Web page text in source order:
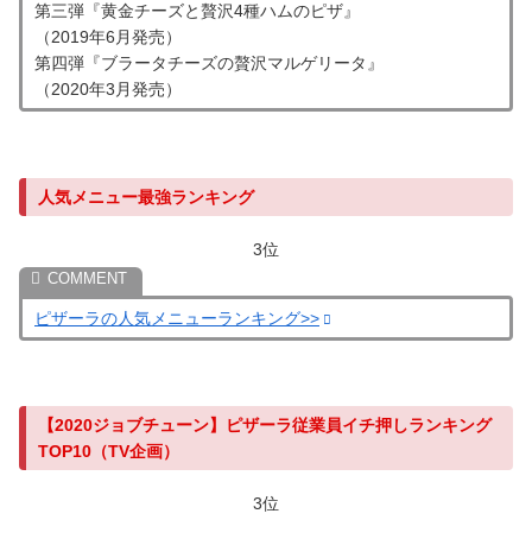
第三弾『黄金チーズと贅沢4種ハムのピザ』
（2019年6月発売）
第四弾『ブラータチーズの贅沢マルゲリータ』
（2020年3月発売）
人気メニュー最強ランキング
3位
ピザーラの人気メニューランキング>>
【2020ジョブチューン】ピザーラ従業員イチ押しランキング
TOP10（TV企画）
3位